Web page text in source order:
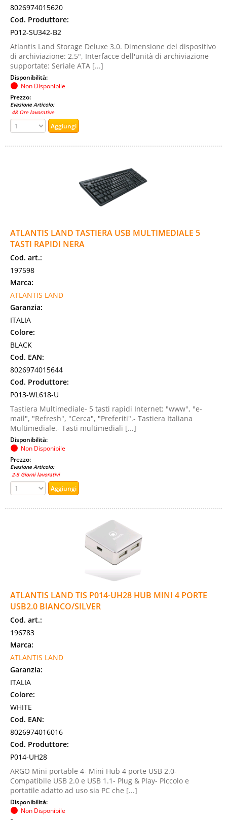
8026974015620
Cod. Produttore:
P012-SU342-B2
Atlantis Land Storage Deluxe 3.0. Dimensione del dispositivo
di archiviazione: 2.5", Interfacce dell'unità di archiviazione
supportate: Seriale ATA [...]
Disponibilità:
Non Disponibile
Prezzo:
Evasione Articolo:
48 Ore lavorative
ATLANTIS LAND TASTIERA USB MULTIMEDIALE 5
TASTI RAPIDI NERA
Cod. art.:
197598
Marca:
ATLANTIS LAND
Garanzia:
ITALIA
Colore:
BLACK
Cod. EAN:
8026974015644
Cod. Produttore:
P013-WL618-U
Tastiera Multimediale- 5 tasti rapidi Internet: "www", "e-
mail", "Refresh", "Cerca", "Preferiti".- Tastiera Italiana
Multimediale.- Tasti multimediali [...]
Disponibilità:
Non Disponibile
Prezzo:
Evasione Articolo:
2-5 Giorni lavorativi
ATLANTIS LAND TIS P014-UH28 HUB MINI 4 PORTE
USB2.0 BIANCO/SILVER
Cod. art.:
196783
Marca:
ATLANTIS LAND
Garanzia:
ITALIA
Colore:
WHITE
Cod. EAN:
8026974016016
Cod. Produttore:
P014-UH28
ARGO Mini portable 4- Mini Hub 4 porte USB 2.0-
Compatibile USB 2.0 e USB 1.1- Plug & Play- Piccolo e
portatile adatto ad uso sia PC che [...]
Disponibilità:
Non Disponibile